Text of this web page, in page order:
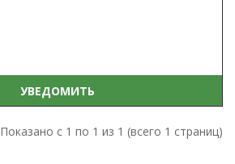
УВЕДОМИТЬ
Показано с 1 по 1 из 1 (всего 1 страниц)